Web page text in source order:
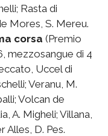
Rasta di
Mores, S. Mereu.
corsa (Premio
mezzosangue di 4
Uccel di
Veranu, M.
Volcan de
A. Migheli; Villana,
Alles, D. Pes.